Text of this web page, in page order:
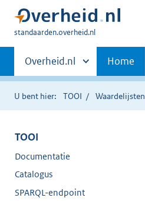
U
hier:
standaarden.overheid.nl
Primaire
navigatie
Andere
sites
binnen
Overheid.nl Home
U bent hier: TOOI Waardelijsten
TOOI
Documentatie
Catalogus
SPARQL-endpoint